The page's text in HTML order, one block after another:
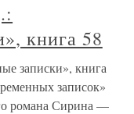
книга 58
записки», книга
записок»
романа Сирина —